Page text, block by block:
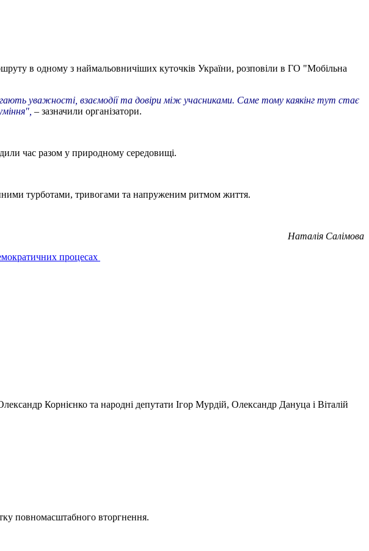
в одному з наймальовничіших куточків України, розповіли в ГО "Мобільна
уважності, взаємодії та довіри між учасниками. Саме тому каякінг тут стає
– зазначили організатори.
час разом у природному середовищі.
турботами, тривогами та напруженим ритмом життя.
Наталія Салімова
процесах
Корнієнко та народні депутати Ігор Мурдій, Олександр Дануца і Віталій
повномасштабного вторгнення.